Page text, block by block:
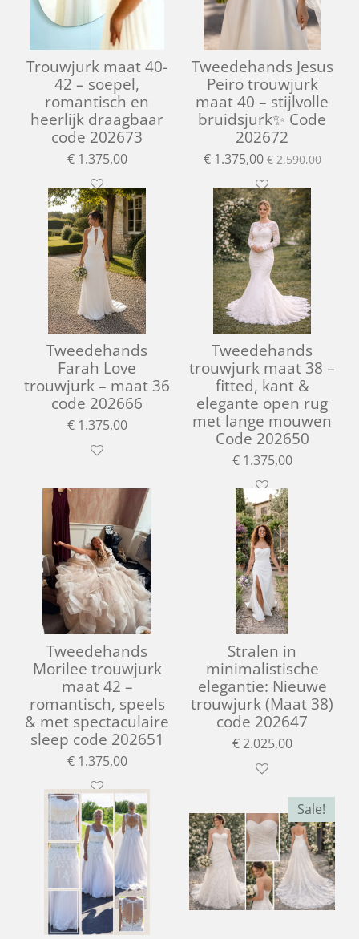
Trouwjurk maat 40-
42 – soepel,
romantisch en
heerlijk draagbaar
code 202673
€ 1.375,00
Tweedehands Jesus
Peiro trouwjurk
maat 40 – stijlvolle
bruidsjurk✨ Code
202672
€ 1.375,00 € 2.590,00
Tweedehands
Farah Love
trouwjurk – maat 36
code 202666
€ 1.375,00
Tweedehands
trouwjurk maat 38 –
fitted, kant &
elegante open rug
met lange mouwen
Code 202650
€ 1.375,00
Tweedehands
Morilee trouwjurk
maat 42 –
romantisch, speels
& met spectaculaire
sleep code 202651
€ 1.375,00
Stralen in
minimalistische
elegantie: Nieuwe
trouwjurk (Maat 38)
code 202647
€ 2.025,00
Sale!